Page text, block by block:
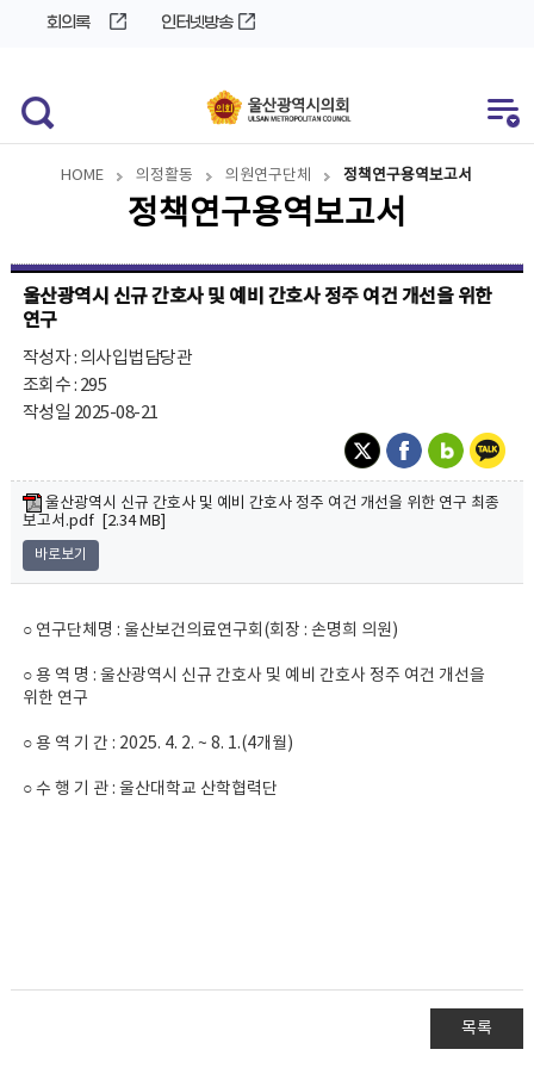
회의록 인터넷방송
HOME 의정활동 의원연구단체 정책연구용역보고서
정책연구용역보고서
울산광역시 신규 간호사 및 예비 간호사 정주 여건 개선을 위한
연구
작성자 : 의사입법담당관
조회수 : 295
작성일 2025-08-21
울산광역시 신규 간호사 및 예비 간호사 정주 여건 개선을 위한 연구 최종
보고서.pdf [2.34 MB]
바로보기
○ 연구단체명 : 울산보건의료연구회(회장 : 손명희 의원)
○ 용 역 명 : 울산광역시 신규 간호사 및 예비 간호사 정주 여건 개선을
위한 연구
○ 용 역 기 간 : 2025. 4. 2. ~ 8. 1.(4개월)
○ 수 행 기 관 : 울산대학교 산학협력단
목록